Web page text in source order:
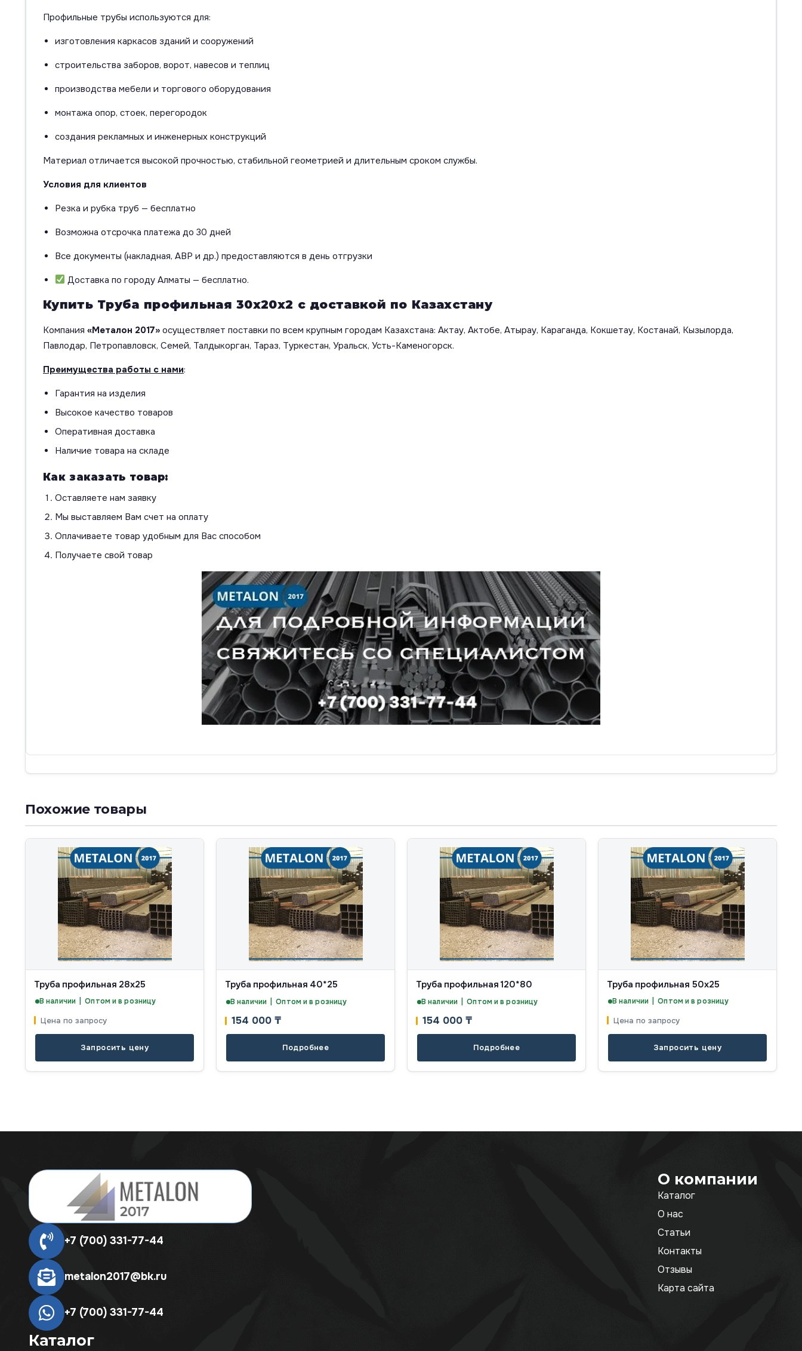
Профильные трубы используются для:
изготовления каркасов зданий и сооружений
строительства заборов, ворот, навесов и теплиц
производства мебели и торгового оборудования
монтажа опор, стоек, перегородок
создания рекламных и инженерных конструкций
Материал отличается высокой прочностью, стабильной геометрией и длительным сроком службы.
Условия для клиентов
Резка и рубка труб — бесплатно
Возможна отсрочка платежа до 30 дней
Все документы (накладная, АВР и др.) предоставляются в день отгрузки
Доставка по городу Алматы — бесплатно.
Купить Труба профильная 30х20х2 с доставкой по Казахстану
Компания «Металон 2017» осуществляет поставки по всем крупным городам Казахстана: Актау, Актобе, Атырау, Караганда, Кокшетау, Костанай, Кызылорда,
Павлодар, Петропавловск, Семей, Талдыкорган, Тараз, Туркестан, Уральск, Усть-Каменогорск.
Преимущества работы с нами:
Гарантия на изделия
Высокое качество товаров
Оперативная доставка
Наличие товара на складе
Как заказать товар:
Оставляете нам заявку
Мы выставляем Вам счет на оплату
Оплачиваете товар удобным для Вас способом
Получаете свой товар
Похожие товары
Труба профильная 28х25
В наличии | Оптом и в розницу
Цена по запросу
Запросить цену
Труба профильная 40*25
В наличии | Оптом и в розницу
154 000 ₸
Подробнее
Труба профильная 120*80
В наличии | Оптом и в розницу
154 000 ₸
Подробнее
Труба профильная 50х25
В наличии | Оптом и в розницу
Цена по запросу
Запросить цену
+7 (700) 331-77-44
metalon2017@bk.ru
+7 (700) 331-77-44
Каталог
О компании
Каталог
О нас
Статьи
Контакты
Отзывы
Карта сайта